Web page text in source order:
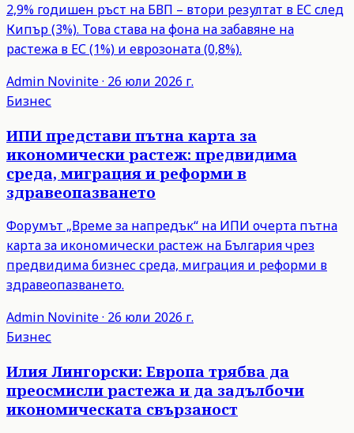
2,9% годишен ръст на БВП – втори резултат в ЕС след
Кипър (3%). Това става на фона на забавяне на
растежа в ЕС (1%) и еврозоната (0,8%).
Admin Novinite· 26 юли 2026 г.
Бизнес
ИПИ представи пътна карта за
икономически растеж: предвидима
среда, миграция и реформи в
здравеопазването
Форумът „Време за напредък“ на ИПИ очерта пътна
карта за икономически растеж на България чрез
предвидима бизнес среда, миграция и реформи в
здравеопазването.
Admin Novinite· 26 юли 2026 г.
Бизнес
Илия Лингорски: Европа трябва да
преосмисли растежа и да задълбочи
икономическата свързаност